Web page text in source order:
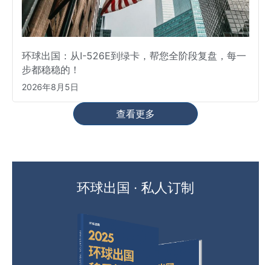
环球出国：从I-526E到绿卡，帮您全阶段复盘，每一
步都稳稳的！
2026年8月5日
查看更多
环球出国 · 私人订制